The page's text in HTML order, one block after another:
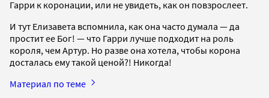
Гарри к коронации, или не увидеть, как он повзрослеет.
И тут Елизавета вспомнила, как она часто думала — да
простит ее Бог! — что Гарри лучше подходит на роль
короля, чем Артур. Но разве она хотела, чтобы корона
досталась ему такой ценой?! Никогда!
Материал по теме